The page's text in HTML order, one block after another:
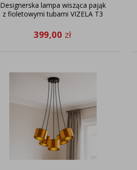
Designerska lampa wisząca pająk
z fioletowymi tubami VIZELA T3
399,00 zł